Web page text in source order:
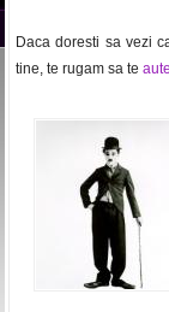
Daca doresti sa vezi
tine, te rugam sa te